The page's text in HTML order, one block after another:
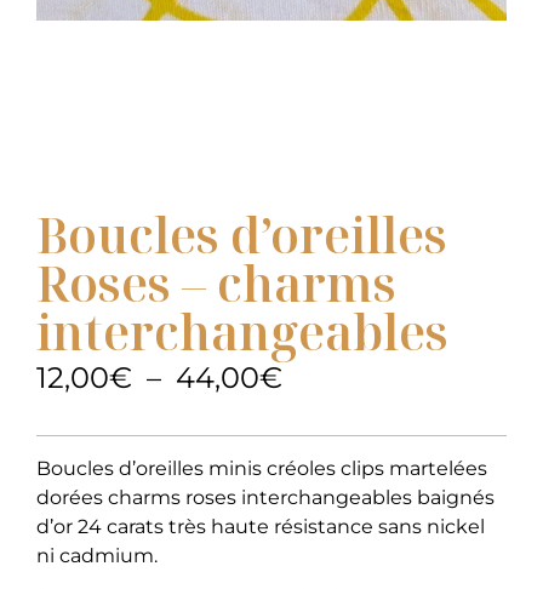
Boucles d’oreilles
Roses – charms
interchangeables
12,00€ – 44,00€
Boucles d’oreilles minis créoles clips martelées
dorées charms roses interchangeables baignés
d’or 24 carats très haute résistance sans nickel
ni cadmium.